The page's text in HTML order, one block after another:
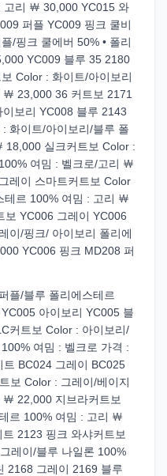
고리 ￦ 30,000 YC015 와
퍼플 YC009 핑크 쿨비
/핑크 쿨에버 50% • 폴리
YC009 블루 35 2180
Color : 화이트/아이보리
23,000 36 커트보 2171
보리 YC008 블루 2143
화이트/아이보리/블루 폴
18,000 실크커트보 Color :
여밈 : 벨크로/고리 ￦
레이 스마트커트보 Color
르 100% 여밈 : 고리 ￦
보 YC006 그레이 YC006
이/핑크/ 아이보리 폴리에
YC006 핑크 MD208 퍼
플/블루 폴리에스테르
아이보리 YC005 블
커트보 Color : 아이보리/
여밈 : 벨크로 가격 :
BC024 그레이 BC025
보 Color : 그레이/베이지
22,000 지브라커트보
르 100% 여밈 : 고리 ￦
2123 핑크 와샤커트보
레이/블루 나일론 100%
2168 그레이 2169 블루